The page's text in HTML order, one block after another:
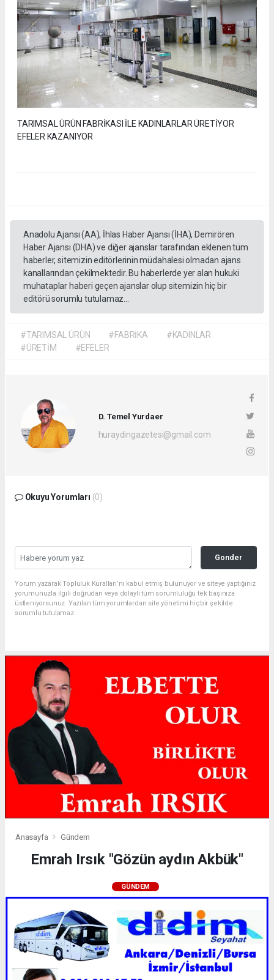
TARIMSAL ÜRÜN FABRİKASI İLE KADINLARLAR ÜRETİYOR
EFELER KAZANIYOR
Anadolu Ajansı (AA), İhlas Haber Ajansı (İHA), Demirören
Haber Ajansı (DHA) ve diğer ajanslar tarafından eklenen tüm
haberler, sitemizin editörlerinin müdahalesi olmadan ajans
kanallarından çekilmektedir. Bu haberlerde yer alan hukuki
muhataplar haberi geçen ajanslar olup sitemizin hiç bir
editörü sorumlu tutulamaz...
#TARIMSAL ÜRÜN #FABRİKA
#KADINLAR
#ÜRETİM
#EFELER
D. Temel Yurdaer
huraydingazetesi@gmail.com
Okuyu Yorumları (0)
Gonder
Yorum yazarak Topluluk Kuralları’nı kabul etmiş bulunuyor ve siteye yaptığınız
yorumunuzla ilgili doğrudan veya dolaylı tüm sorumluluğu tek başınıza
üstleniyorsunuz. Yazılan tüm yorumlardan site yönetimi hiçbir şekilde
sorumlu tutulamaz.
Anasayfa Gündem
Emrah Irsık "Gözün aydın Akbük"
GÜNDEM